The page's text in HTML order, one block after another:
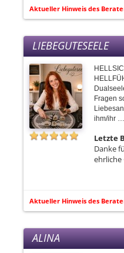
Aktueller Hinweis des
LIEBEGUTESEELE
Fragen
ihm/ihr …
Letzte
Danke
ehrliche
Aktueller Hinweis des
ALINA